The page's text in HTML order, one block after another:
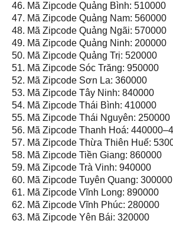
46. Mã Zipcode Quảng Bình: 510000
47. Mã Zipcode Quảng Nam: 560000
48. Mã Zipcode Quảng Ngãi: 570000
49. Mã Zipcode Quảng Ninh: 200000
50. Mã Zipcode Quảng Trị: 520000
51. Mã Zipcode Sóc Trăng: 950000
52. Mã Zipcode Sơn La: 360000
53. Mã Zipcode Tây Ninh: 840000
54. Mã Zipcode Thái Bình: 410000
55. Mã Zipcode Thái Nguyên: 250000
56. Mã Zipcode Thanh Hoá:
57. Mã Zipcode Thừa Thiên Huế:
58. Mã Zipcode Tiền Giang: 860000
59. Mã Zipcode Trà Vinh: 940000
60. Mã Zipcode Tuyên Quang: 300000
61. Mã Zipcode Vĩnh Long: 890000
62. Mã Zipcode Vĩnh Phúc: 280000
63. Mã Zipcode Yên Bái: 320000